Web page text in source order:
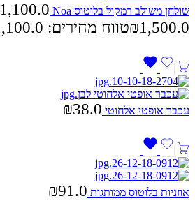
שולחן משולב רמקול בלוטוס Noa 1,100.0
₪1,500.0 טווח מחירים: ⁦₪1,100.0⁩ עד ⁦₪1,500.0⁩
עכבר אופטי אלחוטי ₪38.0
אוזניות בלוטוס ממותגות ₪91.0